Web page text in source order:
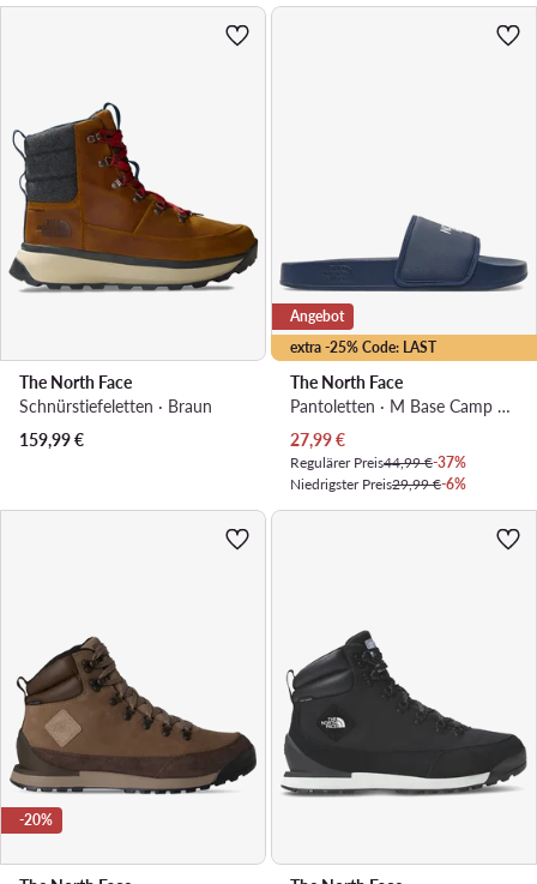
The North Face
Schnürstiefeletten · Braun
159,99€
extra -25% Code: LAST
Angebot
The North Face
Pantoletten · M Base Camp Slide Iii NF0A4T2RI851 · Dunkelblau
Aktueller Preis
27,99€
Regulärer Preis44,99 €-37%
Niedrigster Preis29,99 €-6%
-20%